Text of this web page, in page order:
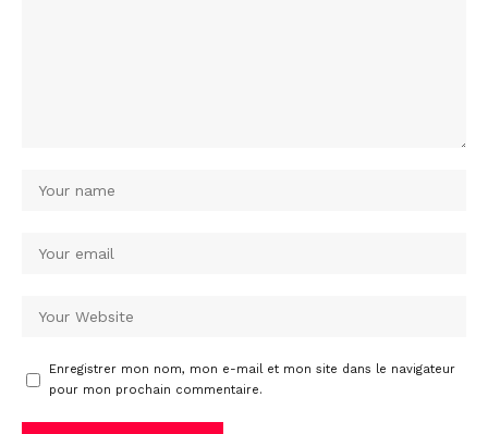
Enregistrer mon nom, mon e-mail et mon site dans le navigateur
pour mon prochain commentaire.